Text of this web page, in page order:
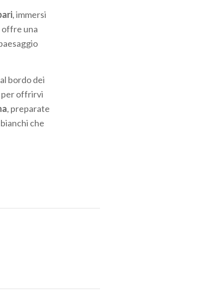
, immersi
offre una
bordo dei
per offrirvi
, preparate
bianchi che